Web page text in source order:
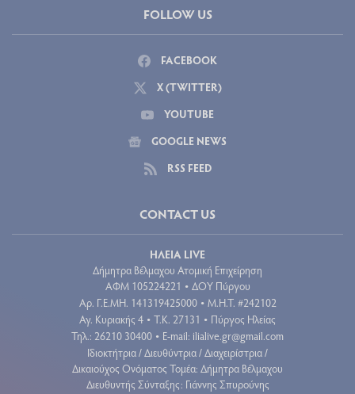
FOLLOW US
FACEBOOK
X (TWITTER)
YOUTUBE
GOOGLE NEWS
RSS FEED
CONTACT US
ΗΛΕΙΑ LIVE
Δήμητρα Βέλμαχου Ατομική Επιχείρηση
ΑΦΜ 105224221 • ΔΟΥ Πύργου
Aρ. Γ.Ε.ΜΗ. 141319425000 • Μ.Η.Τ. #242102
Αγ. Κυριακής 4 • Τ.Κ. 27131 • Πύργος Ηλείας
Τηλ.: 26210 30400 • E-mail: ilialive.gr@gmail.com
Ιδιοκτήτρια / Διευθύντρια / Διαχειρίστρια /
Δικαιούχος Ονόματος Τομέα: Δήμητρα Βέλμαχου
Διευθυντής Σύνταξης: Γιάννης Σπυρούνης